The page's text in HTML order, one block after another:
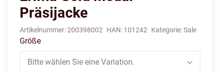
Präsijacke
Artikelnummer:200398002 HAN: 101242 Kategorie:Sale
Größe
Bitte wählen Sie eine Variation.